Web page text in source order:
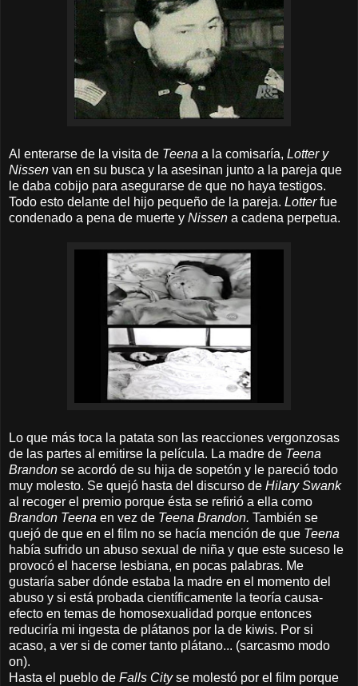
Al enterarse de la visita de Teena a la comisaría, Lotter y
Nissen van en su busca y la asesinan junto a la pareja que
le daba cobijo para asegurarse de que no haya testigos.
Todo esto delante del hijo pequeño de la pareja. Lotterfue
condenado a pena de muerte y Nissen a cadena perpetua.
Lo que más toca la patata son las reacciones vergonzosas
de las partes al emitirse la película. La madre de Teena
Brandon se acordó de su hija de sopetón y le pareció todo
muy molesto. Se quejó hasta del discurso de Hilary Swank
al recoger el premio porque ésta se refirió a ella como
Brandon Teena en vez de Teena Brandon. También se
quejó de que en el film no se hacía mención de que Teena
había sufrido un abuso sexual de niña y que este suceso le
provocó el hacerse lesbiana, en pocas palabras. Me
gustaría saber dónde estaba la madre en el momento del
abuso y si está probada científicamente la teoría causa-
efecto en temas de homosexualidad porque entonces
reduciría mi ingesta de plátanos por la de kiwis. Por si
acaso, a ver si de comer tanto plátano... (sarcasmo modo
on).
Hasta el pueblo de Falls Cityse molestó por el film porque